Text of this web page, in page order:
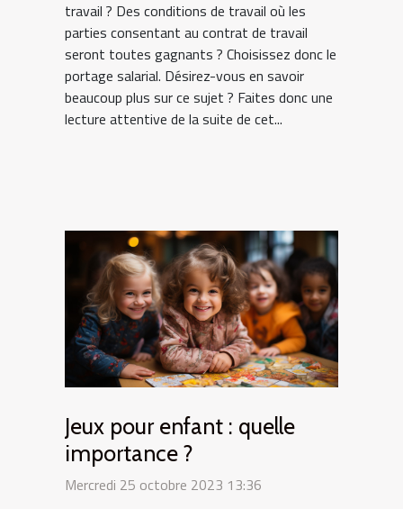
travail ? Des conditions de travail où les
parties consentant au contrat de travail
seront toutes gagnants ? Choisissez donc le
portage salarial. Désirez-vous en savoir
beaucoup plus sur ce sujet ? Faites donc une
lecture attentive de la suite de cet...
Jeux pour enfant : quelle
importance ?
Mercredi 25 octobre 2023 13:36